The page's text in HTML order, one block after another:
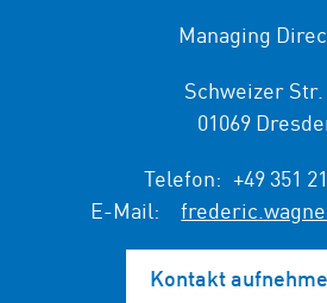
Managing
Schweizer Str.
01069
Telefon: +49 351
E-Mail:
Kontakt